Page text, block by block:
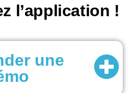
l’application !
une